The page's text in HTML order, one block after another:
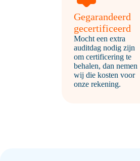
Gegarandeerd
gecertificeerd
Mocht een extra
auditdag nodig zijn
om certificering te
behalen, dan nemen
wij die kosten voor
onze rekening.